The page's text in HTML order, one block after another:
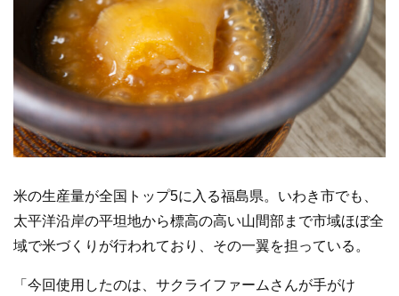
米の生産量が全国トップ5に入る福島県。いわき市でも、
太平洋沿岸の平坦地から標高の高い山間部まで市域ほぼ全
域で米づくりが行われており、その一翼を担っている。
「今回使用したのは、サクライファームさんが手がけ